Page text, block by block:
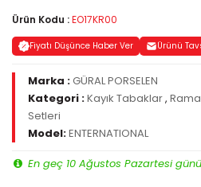
Ürün Kodu :EO17KR00
Fiyatı Düşünce Haber Ver Ürünü
Marka :GÜRAL PORSELEN
Kategori :Kayık Tabaklar,
Setleri
Model:ENTERNATIONAL
En geç 10 Ağustos Pazartesi